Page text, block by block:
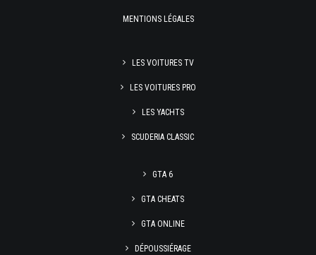
MENTIONS LÉGALES
LES VOITURES TV
LES VOITURES PRO
LES YACHTS
SCUDERIA CLASSIC
GTA 6
GTA CHEATS
GTA ONLINE
DÉPOUSSIÉRAGE